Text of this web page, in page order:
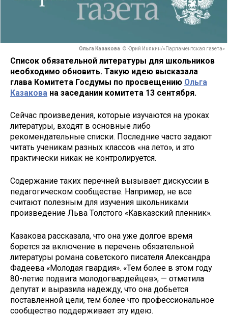
Ольга Казакова © Юрий Инякин/«Парламентская газета»
Список обязательной литературы для школьников
необходимо обновить. Такую идею высказала
глава Комитета Госдумы по просвещению Ольга
Казакова на заседании комитета 13 сентября.
Сейчас произведения, которые изучаются на уроках
литературы, входят в основные либо
рекомендательные списки. Последние часто задают
читать ученикам разных классов «на лето», и это
практически никак не контролируется.
Содержание таких перечней вызывает дискуссии в
педагогическом сообществе. Например, не все
считают полезным для изучения школьниками
произведение Льва Толстого «Кавказский пленник».
Казакова рассказала, что она уже долгое время
борется за включение в перечень обязательной
литературы романа советского писателя Александра
Фадеева «Молодая гвардия». «Тем более в этом году
80-летие подвига молодогвардейцев», — отметила
депутат и выразила надежду, что она добьется
поставленной цели, тем более что профессиональное
сообщество поддерживает эту идею.